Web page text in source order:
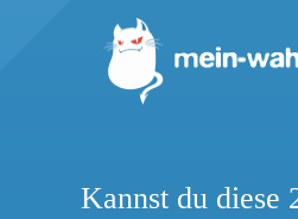
Kannst du diese